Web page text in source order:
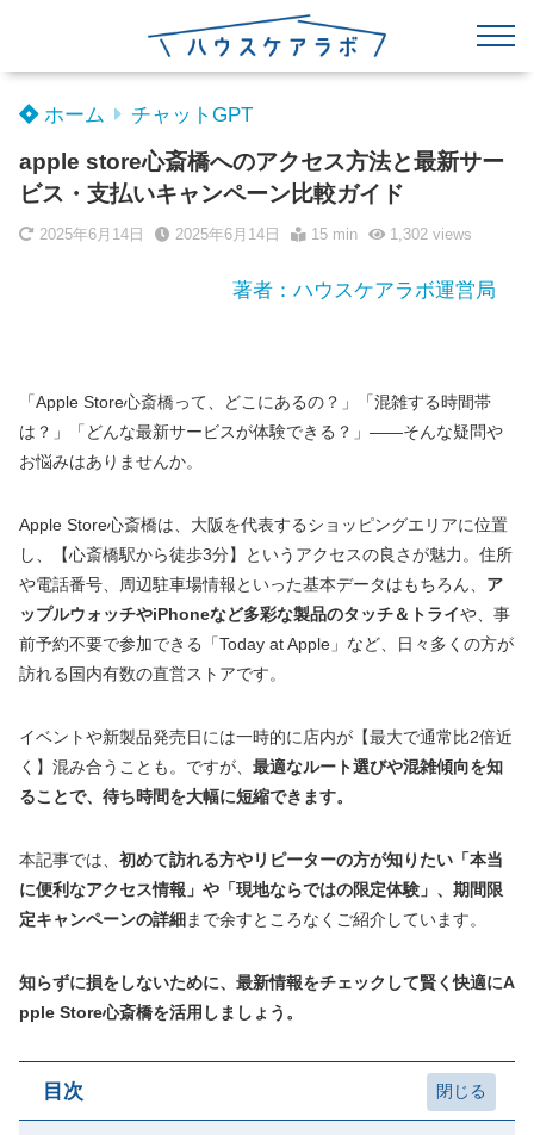
ホーム チャットGPT
apple store心斎橋へのアクセス方法と最新サー
ビス・支払いキャンペーン比較ガイド
2025年6月14日 2025年6月14日 15 min 1,302views
著者：ハウスケアラボ運営局
「Apple Store心斎橋って、どこにあるの？」「混雑する時間帯
は？」「どんな最新サービスが体験できる？」――そんな疑問や
お悩みはありませんか。
Apple Store心斎橋は、大阪を代表するショッピングエリアに位置
し、【心斎橋駅から徒歩3分】というアクセスの良さが魅力。住所
や電話番号、周辺駐車場情報といった基本データはもちろん、 ア
ップルウォッチやiPhoneなど多彩な製品のタッチ＆トライや、事
前予約不要で参加できる「Today at Apple」など、日々多くの方が
訪れる国内有数の直営ストアです。
イベントや新製品発売日には一時的に店内が【最大で通常比2倍近
く】混み合うことも。ですが、 最適なルート選びや混雑傾向を知
ることで、待ち時間を大幅に短縮できます。
本記事では、 初めて訪れる方やリピーターの方が知りたい「本当
に便利なアクセス情報」や「現地ならではの限定体験」、期間限
定キャンペーンの詳細まで余すところなくご紹介しています。
知らずに損をしないために、最新情報をチェックして賢く快適にA
pple Store心斎橋を活用しましょう。
目次